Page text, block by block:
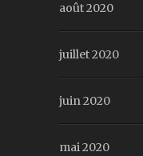
août 2020
juillet 2020
juin 2020
mai 2020